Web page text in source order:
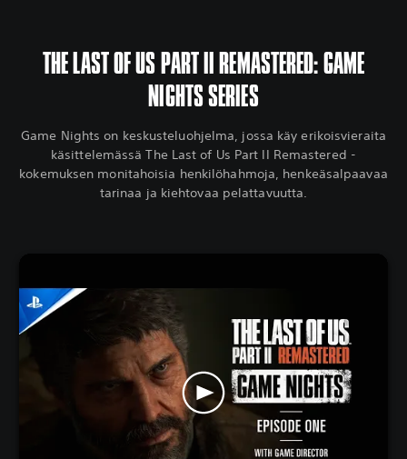
THE LAST OF US PART II REMASTERED: GAME
NIGHTS SERIES
Game Nights on keskusteluohjelma, jossa käy erikoisvieraita
käsittelemässä The Last of Us Part II Remastered -
kokemuksen monitahoisia henkilöhahmoja, henkeäsalpaavaa
tarinaa ja kiehtovaa pelattavuutta.